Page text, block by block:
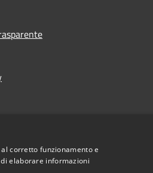
corretto funzionamento e
elaborare informazioni